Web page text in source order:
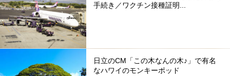
手続き／ワクチン接種証明...
日立のCM「この木なんの木♪」で有名
なハワイのモンキーポッド